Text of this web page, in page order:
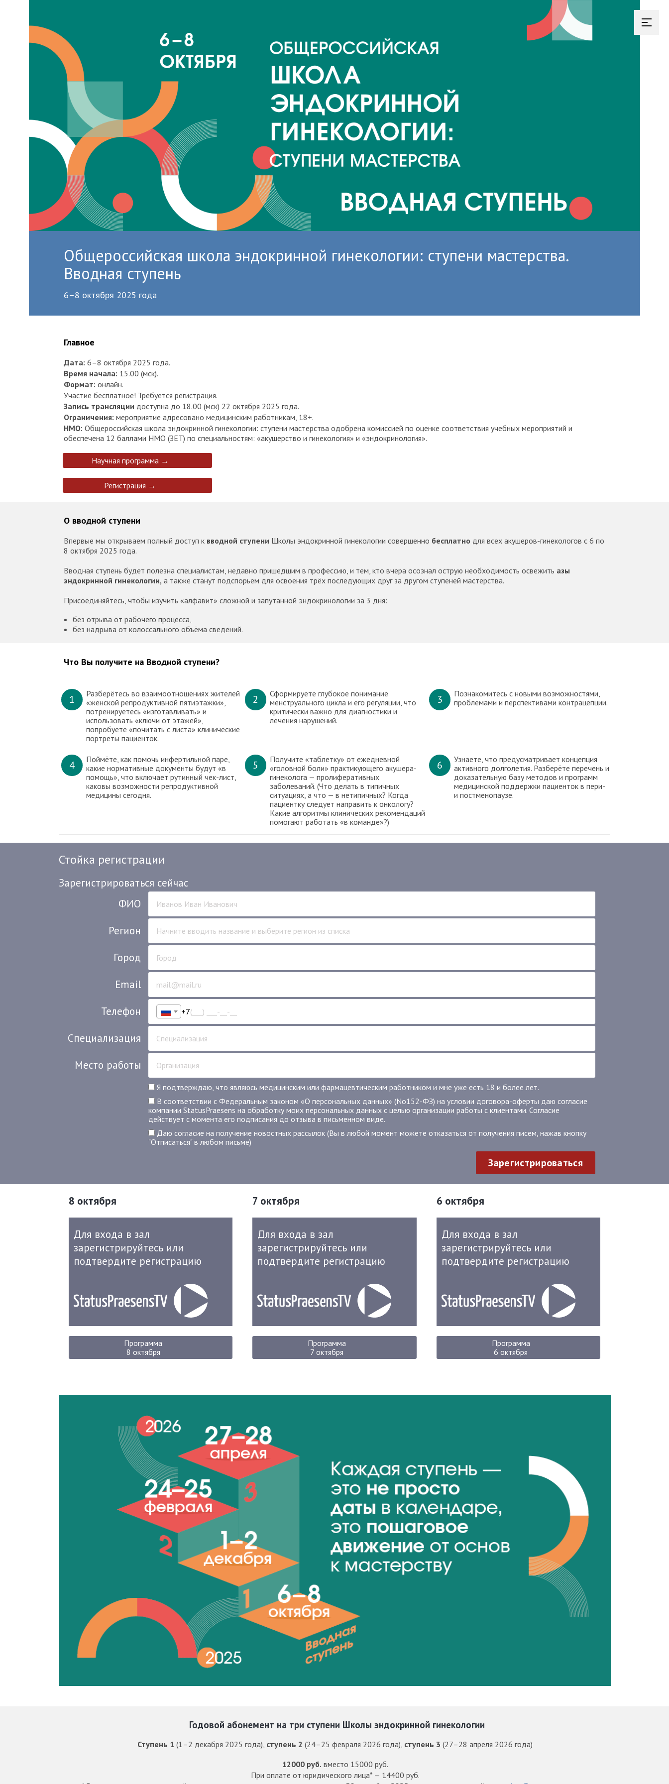
Общероссийская школа эндокринной гинекологии: ступени мастерства.
Вводная ступень
6–8 октября 2025 года
Главное
Дата: 6–8 октября 2025 года.
Время начала: 15.00 (мск).
Формат: онлайн.
Участие бесплатное! Требуется регистрация.
Запись трансляции доступна до 18.00 (мск) 22 октября 2025 года.
Ограничения: мероприятие адресовано медицинским работникам, 18+.
НМО: Общероссийская школа эндокринной гинекологии: ступени мастерства одобрена комиссией по оценке соответствия учебных мероприятий и
обеспечена 12 баллами НМО (ЗЕТ) по специальностям: «акушерство и гинекология» и «эндокринология».
Научная программа →
Регистрация →
О вводной ступени
Впервые мы открываем полный доступ к вводной ступени Школы эндокринной гинекологии совершенно бесплатно для всех акушеров-гинекологов с 6 по
8 октября 2025 года.
Вводная ступень будет полезна специалистам, недавно пришедшим в профессию, и тем, кто вчера осознал острую необходимость освежить азы
эндокринной гинекологии, а также станут подспорьем для освоения трёх последующих друг за другом ступеней мастерства.
Присоединяйтесь, чтобы изучить «алфавит» сложной и запутанной эндокринологии за 3 дня:
без отрыва от рабочего процесса,
без надрыва от колоссального объёма сведений.
Что Вы получите на Вводной ступени?
1
Разберётесь во взаимоотношениях жителей
«женской репродуктивной пятиэтажки»,
потренируетесь «изготавливать» и
использовать «ключи от этажей»,
попробуете «почитать с листа» клинические
портреты пациенток.
2
Сформируете глубокое понимание
менструального цикла и его регуляции, что
критически важно для диагностики и
лечения нарушений.
3
Познакомитесь с новыми возможностями,
проблемами и перспективами контрацепции.
4
Поймёте, как помочь инфертильной паре,
какие нормативные документы будут «в
помощь», что включает рутинный чек-лист,
каковы возможности репродуктивной
медицины сегодня.
5
Получите «таблетку» от ежедневной
«головной боли» практикующего акушера-
гинеколога — пролиферативных
заболеваний. (Что делать в типичных
ситуациях, а что — в нетипичных? Когда
пациентку следует направить к онкологу?
Какие алгоритмы клинических рекомендаций
помогают работать «в команде»?)
6
Узнаете, что предусматривает концепция
активного долголетия. Разберёте перечень и
доказательную базу методов и программ
медицинской поддержки пациенток в пери-
и постменопаузе.
Стойка регистрации
Зарегистрироваться сейчас
ФИО
Регион
Город
Email
Телефон
+7
Специализация
Место работы
Я подтверждаю, что являюсь медицинским или фармацевтическим работником и мне уже есть 18 и более лет.
В соответствии с Федеральным законом «О персональных данных» (No152-ФЗ) на условии договора-оферты даю согласие
компании StatusPraesens на обработку моих персональных данных с целью организации работы с клиентами. Согласие
действует с момента его подписания до отзыва в письменном виде.
Даю согласие на получение новостных рассылок (Вы в любой момент можете отказаться от получения писем, нажав кнопку
"Отписаться" в любом письме)
Зарегистрироваться
8 октября
Для входа в зал
зарегистрируйтесь или
подтвердите регистрацию
Программа
8 октября
7 октября
Для входа в зал
зарегистрируйтесь или
подтвердите регистрацию
Программа
7 октября
6 октября
Для входа в зал
зарегистрируйтесь или
подтвердите регистрацию
Программа
6 октября
Годовой абонемент на три ступени Школы эндокринной гинекологии
Ступень 1 (1–2 декабря 2025 года), ступень 2 (24–25 февраля 2026 года), ступень 3 (27–28 апреля 2026 года)
12000 руб. вместо 15000 руб.
При оплате от юридического лица* — 14400 руб.